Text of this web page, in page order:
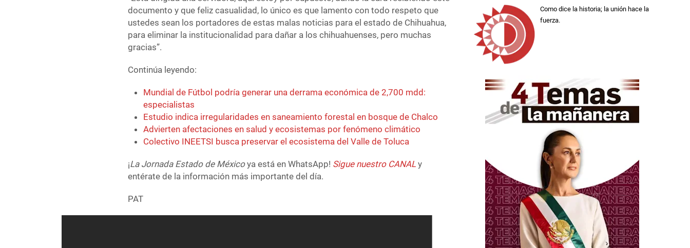
documento y que feliz casualidad, lo único es que lamento con todo respeto que
ustedes sean los portadores de estas malas noticias para el estado de Chihuahua,
para eliminar la institucionalidad para dañar a los chihuahuenses, pero muchas
gracias”.
Continúa leyendo:
Mundial de Fútbol podría generar una derrama económica de 2,700 mdd:
especialistas
Estudio indica irregularidades en saneamiento forestal en bosque de Chalco
Advierten afectaciones en salud y ecosistemas por fenómeno climático
Colectivo INEETSI busca preservar el ecosistema del Valle de Toluca
¡La Jornada Estado de Méxicoya está en WhatsApp! Sigue nuestro CANALy
entérate de la información más importante del día.
PAT
Como dice la historia; la unión hace la
fuerza.